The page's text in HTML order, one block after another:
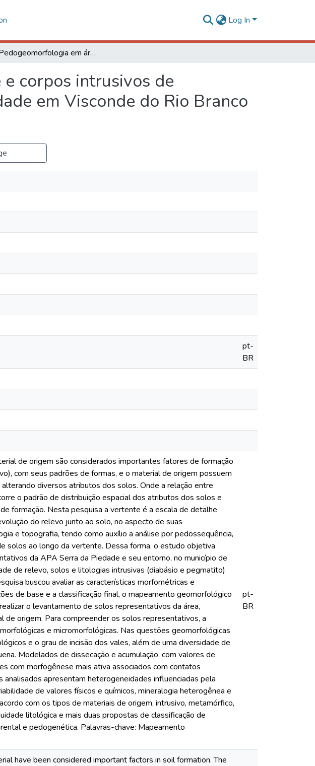
Log In
Pedogeomorfologia em área de gnaisse e corpos intrusivos de pegmatitos e diabásios na Serra da Piedade em Visconde do Rio Branco - MG
corpos intrusivos de
em Visconde do Rio Branco
pt-
BR
de origem são considerados importantes fatores de formação
com seus padrões de formas, e o material de origem possuem
diversos atributos dos solos. Onde a relação entre
o padrão de distribuição espacial dos atributos dos solos e
formação. Nesta pesquisa a vertente é a escala de detalhe
do relevo junto ao solo, no aspecto de suas
e topografia, tendo como auxílio a análise por pedossequência,
solos ao longo da vertente. Dessa forma, o estudo objetiva
da APA Serra da Piedade e seu entorno, no município de
de relevo, solos e litologias intrusivas (diabásio e pegmatito)
buscou avaliar as características morfométricas e
de base e a classificação final, o mapeamento geomorfológico
o levantamento de solos representativos da área,
origem. Para compreender os solos representativos, a
e micromorfológicas. Nas questões geomorfológicas
e o grau de incisão dos vales, além de uma diversidade de
Modelados de dissecação e acumulação, com valores de
com morfogênese mais ativa associados com contatos
apresentam heterogeneidades influenciadas pela
de valores físicos e químicos, mineralogia heterogênea e
com os tipos de materiais de origem, intrusivo, metamórfico,
litológica e mais duas propostas de classificação de
e pedogenética. Palavras-chave: Mapeamento
pt-
BR
have been considered important factors in soil formation. The